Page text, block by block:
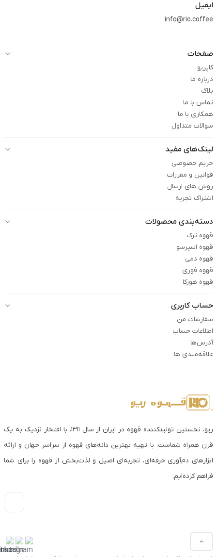
ایمیل
info@rio.coffee
صفحات
کاپریو
درباره ما
بلاگ
تماس با ما
همکاری با ما
سوالات متداول
لینک‌های مفید
حریم خصوصی
قوانین و مقررات
روش های ارسال
اشتراک تجربه
دسته‌بندی محصولات
قهوه ترک
قهوه اسپرسو
قهوه دمی
قهوه فوری
قهوه هورکا
حساب کاربری
سفارشات من
اطلاعات حساب
آدرس‌ها
علاقه‌مندی ها
ریو، نخستین تولیدکننده قهوه در ایران از سال ۱۳۱۱، با افتخار نزدیک به یک
قرن همراه شماست. با تهیه بهترین دانه‌های قهوه از سراسر جهان و ارائه
ابزارهای دم‌آوری حرفه‌ای، تجربه‌ای اصیل و لذت‌بخش از قهوه را برای شما
فراهم کرده‌ایم.